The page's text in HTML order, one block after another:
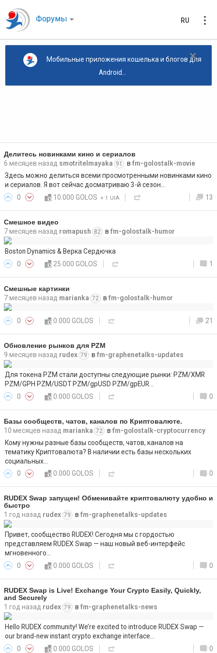
Форумы RU
×
Мобильные приложения кошелька и блогов для
Android...
Делитесь новинками кино и сериалов
6 месяцев назад smotritelmayaka 91 в fm-golostalk-movie
Здесь можно делиться всеми просмотренными новинками кино
и сериалов. Я вот сейчас досматриваю 3-й сезон…
0
10.000 GOLOS +1 UIA 13
Смешное видео
7 месяцев назад romapush 82 в fm-golostalk-humor
Boston Dynamics & Верка Сердючка
0
25.000 GOLOS 1
Смешные картинки
7 месяцев назад marianka 72 в fm-golostalk-humor
0 0.000 GOLOS 21
Обновление рынков для PZM
9 месяцев назад rudex 79 в fm-graphenetalks-updates
Для токена PZM стали доступны следующие рынки: PZM/XMR
PZM/GPH PZM/USDT PZM/gpUSD PZM/gpEUR…
0
0.000 GOLOS 0
Базы сообществ, чатов, каналов по Криптовалюте.
10 месяцев назад marianka 72 в fm-golostalk-cryptocurrency
Кому нужны разные базы сообществ, чатов, каналов на
тематику Криптовалюта? В наличии есть базы нескольких
социальных…
0
0.000 GOLOS 0
RUDEX Swap запущен! Обменивайте криптовалюту удобно и
быстро
1 год назад rudex 79 в fm-graphenetalks-updates
Привет, сообщество RUDEX! Сегодня мы с гордостью
представляем RUDEX Swap — наш новый веб-интерфейс
мгновенного…
0
0.000 GOLOS 0
RUDEX Swap is Live! Exchange Your Crypto Easily, Quickly,
and Securely
1 год назад rudex 79 в fm-graphenetalks-news
Hello RUDEX community! We’re excited to introduce RUDEX Swap —
our brand-new instant crypto exchange interface…
0
0.000 GOLOS 0